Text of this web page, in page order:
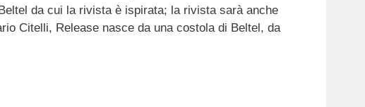
da cui la rivista è ispirata; la rivista sarà anche
Citelli, Release nasce da una costola di Beltel, da